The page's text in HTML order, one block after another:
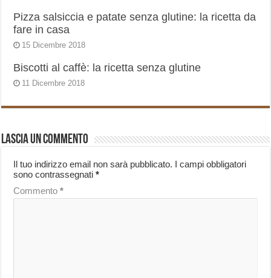
Pizza salsiccia e patate senza glutine: la ricetta da
fare in casa
15 Dicembre 2018
Biscotti al caffè: la ricetta senza glutine
11 Dicembre 2018
Lascia un commento
Il tuo indirizzo email non sarà pubblicato. I campi obbligatori
sono contrassegnati*
Commento*